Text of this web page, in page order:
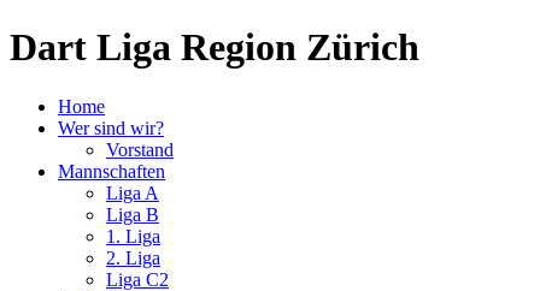
Dart Liga Region Zürich
Home
Wer sind wir?
Vorstand
Mannschaften
Liga A
Liga B
1. Liga
2. Liga
Liga C2